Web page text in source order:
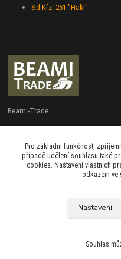
Sd.Kfz. 251 "Hakl"
Beami-Trade
Po - Pá 9:00 - 16:00
admin@beami-trade.cz
beami &
Pro základní funkčnost,
případě udělení souhlasu také
cookies. Nastavení vlastních
odkazem ve
Nastavení
Souhlas